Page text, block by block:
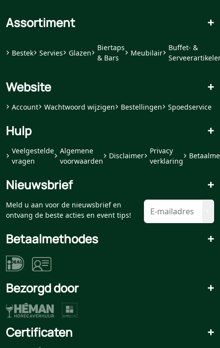
Assortiment +
Bestek Servies Glazen
Biertaps
& Bars
Meubilair
Buffet- &
Website +
Account Wachtwoord wijzigen Bestellingen Spoedservice
Hulp +
Veelgestelde
vragen
Algemene
voorwaarden
Disclaimer
Privacy
verklaring
Nieuwsbrief +
Meld u aan voor de nieuwsbrief en
ontvang de beste acties en event tips!
Betaalmethodes +
Bezorgd door +
Certificaten +